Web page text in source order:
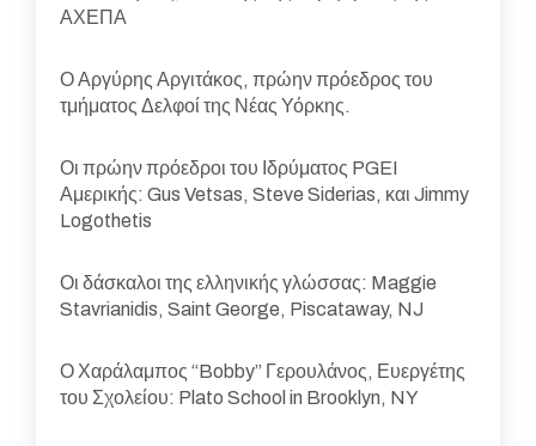
ΑΧΕΠΑ
Ο Αργύρης Αργιτάκος, πρώην πρόεδρος του
τμήματος Δελφοί της Νέας Υόρκης.
Οι πρώην πρόεδροι του Ιδρύματος PGEI
Αμερικής: Gus Vetsas, Steve Siderias, και Jimmy
Logothetis
Οι δάσκαλοι της ελληνικής γλώσσας: Maggie
Stavrianidis, Saint George, Piscataway, NJ
Ο Χαράλαμπος “Bobby” Γερουλάνος, Ευεργέτης
του Σχολείου: Plato School in Brooklyn, NY